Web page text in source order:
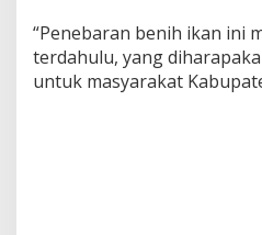
“Penebaran benih ikan ini
terdahulu, yang
untuk masyarakat